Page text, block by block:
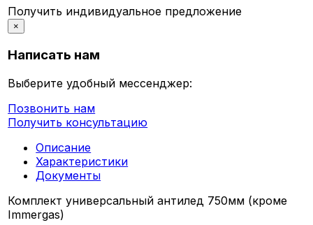
Получить индивидуальное предложение
×
Написать нам
Выберите удобный мессенджер:
Позвонить нам
Получить консультацию
Описание
Характеристики
Документы
Комплект универсальный антилед 750мм (кроме
Immergas)